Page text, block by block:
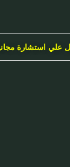
علي استشارة